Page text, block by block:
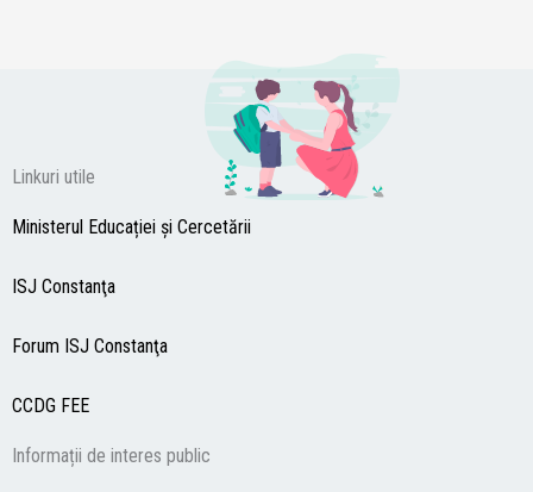
Linkuri utile
Ministerul Educației și Cercetării
ISJ Constanţa
Forum ISJ Constanţa
CCDG FEE
Informații de interes public